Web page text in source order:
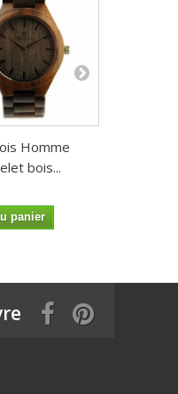
Homme
bois...
panier